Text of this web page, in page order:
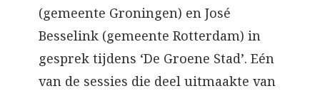
(gemeente Groningen) en José
Besselink (gemeente Rotterdam) in
gesprek tijdens ‘De Groene Stad’. Eén
van de sessies die deel uitmaakte van